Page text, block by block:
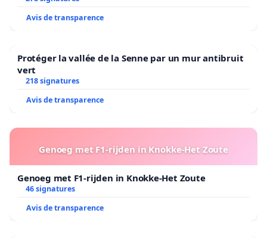
Avis de transparence
Protéger la vallée de la Senne par un mur antibruit
vert
218 signatures
Avis de transparence
Genoeg met F1-rijden in Knokke-Het Zoute
Genoeg met F1-rijden in Knokke-Het Zoute
46 signatures
Avis de transparence